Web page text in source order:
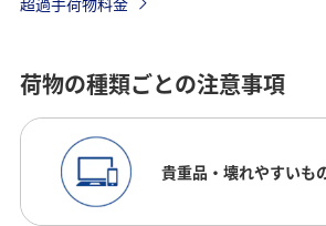
荷物の種類ごとの注意事項
貴重品・壊れやすいも